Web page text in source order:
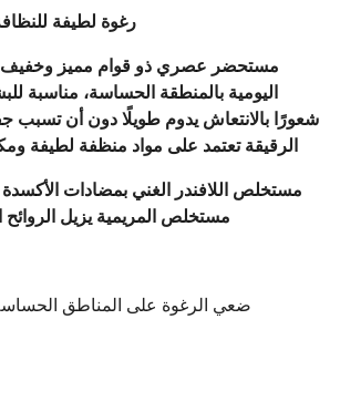
رغوة لطيفة
مستحضر عصري ذو قوام مميز وخفيف
اليومية بالمنطقة الحساسة، مناسبة
شعورًا بالانتعاش يدوم طويلًا دون أن تسبب
الرقيقة تعتمد على مواد منظفة لطيفة
مستخلص اللافندر الغني بمضادات الأكسدة
مستخلص المريمية يزيل
ضعي الرغوة على المناطق